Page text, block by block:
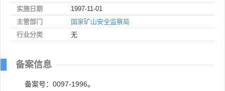
实施日期
1997-11-01
主管部门
国家矿山安全监察局
行业分类
无
备案信息
备案号：0097-1996。